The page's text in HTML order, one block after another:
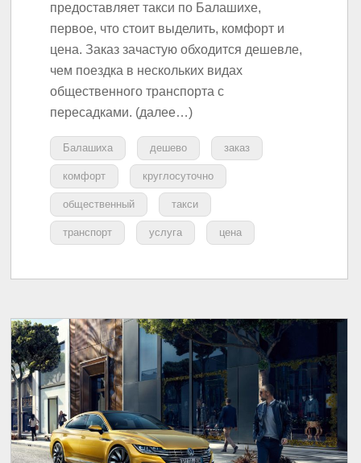
предоставляет такси по Балашихе,
первое, что стоит выделить, комфорт и
цена. Заказ зачастую обходится дешевле,
чем поездка в нескольких видах
общественного транспорта с
пересадками. (далее…)
Балашиха дешево заказ
комфорт круглосуточно
общественный такси
транспорт услуга цена